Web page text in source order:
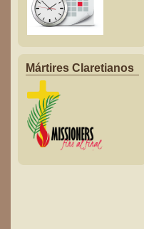
Mártires Claretianos